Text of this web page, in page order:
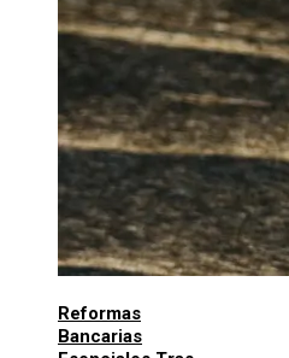
Reformas
Bancarias